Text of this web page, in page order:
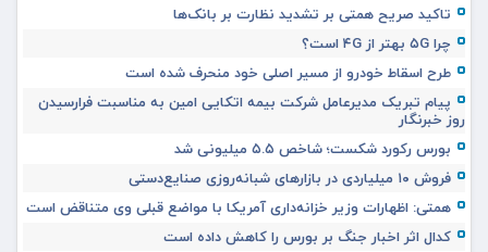
تاکید صریح همتی بر تشدید نظارت بر بانک‌ها
چرا ۵G بهتر از ۴G است؟
طرح اسقاط خودرو از مسیر اصلی خود منحرف شده است
پیام تبریک مدیرعامل شرکت بیمه اتکایی امین به مناسبت فرارسیدن
روز خبرنگار
بورس رکورد شکست؛ شاخص ۵.۵ میلیونی شد
فروش ۱۰ میلیاردی در بازارهای شبانه‌روزی صنایع‌دستی
همتی: اظهارات وزیر خزانه‌داری آمریکا با مواضع قبلی وی متناقض است
کدال اثر اخبار جنگ بر بورس را کاهش داده است